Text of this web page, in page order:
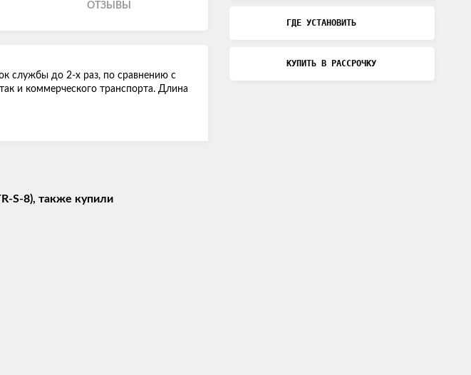
ОТЗЫВЫ
службы до 2-х раз, по сравнению с
и коммерческого транспорта. Длина
ГДЕ УСТАНОВИТЬ
КУПИТЬ В РАССРОЧКУ
S-8), также купили